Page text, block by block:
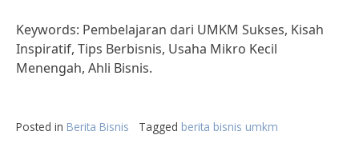
Keywords: Pembelajaran dari UMKM Sukses, Kisah
Inspiratif, Tips Berbisnis, Usaha Mikro Kecil
Menengah, Ahli Bisnis.
Posted in Berita Bisnis Tagged berita bisnis umkm